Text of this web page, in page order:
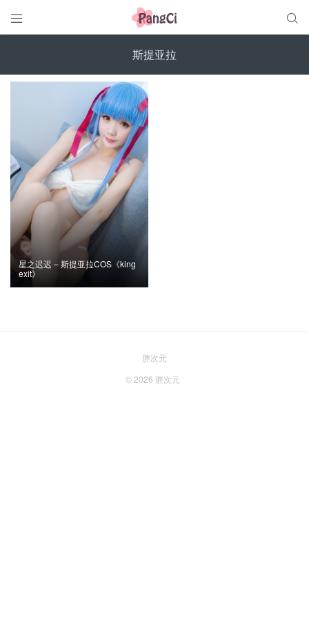
 
斯提亚拉
星之迟迟 – 斯提亚拉COS《king
exit》
胖次元
© 2026 胖次元